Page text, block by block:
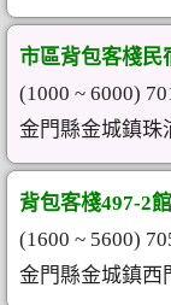
市區背包客棧民
(1000 ~ 6000)
金門縣金城鎮珠
背包客棧497-2館
(1600 ~ 5600)
金門縣金城鎮西